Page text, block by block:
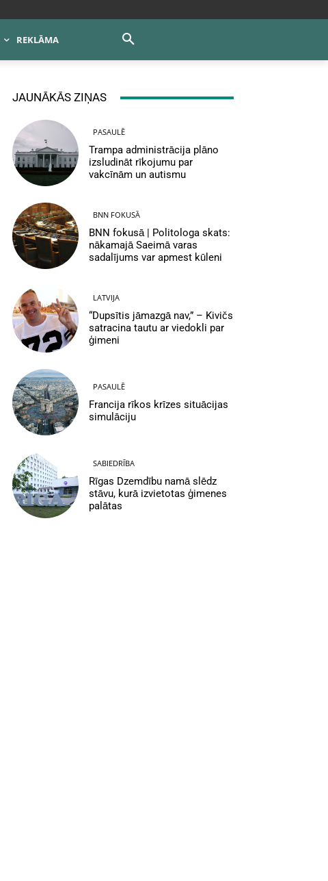
REKLĀMA
JAUNĀKĀS ZIŅAS
PASAULĒ
Trampa administrācija plāno
izsludināt rīkojumu par
vakcīnām un autismu
BNN FOKUSĀ
BNN fokusā | Politologa skats:
nākamajā Saeimā varas
sadalījums var apmest kūleni
LATVIJA
“Dupsītis jāmazgā nav,” – Kivičs
satracina tautu ar viedokli par
ģimeni
PASAULĒ
Francija rīkos krīzes situācijas
simulāciju
SABIEDRĪBA
Rīgas Dzemdību namā slēdz
stāvu, kurā izvietotas ģimenes
palātas